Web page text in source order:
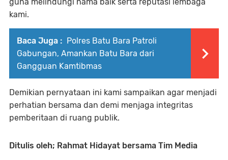
guna melindungi nama baik serta reputasi lembaga
kami.
Baca Juga : Polres Batu Bara Patroli
Gabungan, Amankan Batu Bara dari
Gangguan Kamtibmas
Demikian pernyataan ini kami sampaikan agar menjadi
perhatian bersama dan demi menjaga integritas
pemberitaan di ruang publik.
Ditulis oleh; Rahmat Hidayat bersama Tim Media